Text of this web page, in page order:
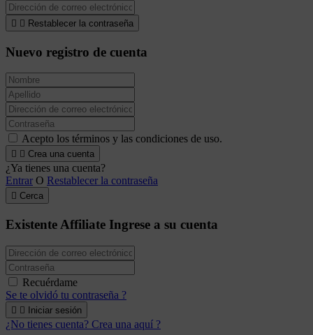
  Restablecer la contraseña
Nuevo registro de cuenta
Acepto los términos y las condiciones de uso.
  Crea una cuenta
¿Ya tienes una cuenta?
Entrar O Restablecer la contraseña
 Cerca
Existente Affiliate Ingrese a su cuenta
Recuérdame
Se te olvidó tu contraseña ?
  Iniciar sesión
¿No tienes cuenta? Crea una aquí ?